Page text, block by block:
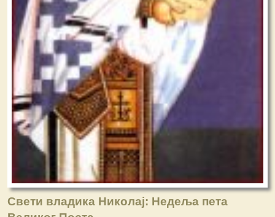
Свети владика Николај: Недеља пета